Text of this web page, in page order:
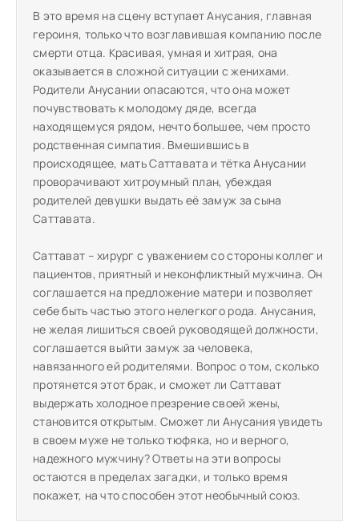
В это время на сцену вступает Анусания, главная
героиня, только что возглавившая компанию после
смерти отца. Красивая, умная и хитрая, она
оказывается в сложной ситуации с женихами.
Родители Анусании опасаются, что она может
почувствовать к молодому дяде, всегда
находящемуся рядом, нечто большее, чем просто
родственная симпатия. Вмешившись в
происходящее, мать Саттавата и тётка Анусании
проворачивают хитроумный план, убеждая
родителей девушки выдать её замуж за сына
Саттавата.
Саттават – хирург с уважением со стороны коллег и
пациентов, приятный и неконфликтный мужчина. Он
соглашается на предложение матери и позволяет
себе быть частью этого нелегкого рода. Анусания,
не желая лишиться своей руководящей должности,
соглашается выйти замуж за человека,
навязанного ей родителями. Вопрос о том, сколько
протянется этот брак, и сможет ли Саттават
выдержать холодное презрение своей жены,
становится открытым. Сможет ли Анусания увидеть
в своем муже не только тюфяка, но и верного,
надежного мужчину? Ответы на эти вопросы
остаются в пределах загадки, и только время
покажет, на что способен этот необычный союз.